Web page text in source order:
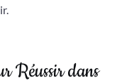
Réussir dans